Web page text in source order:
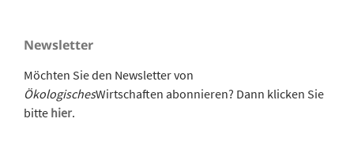
Newsletter
Möchten Sie den Newsletter von
ÖkologischesWirtschaften abonnieren? Dann klicken Sie
bitte hier.